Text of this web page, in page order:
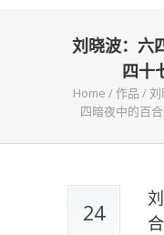
刘晓波：
四十
Home /作品 /刘
四暗夜中的百
24